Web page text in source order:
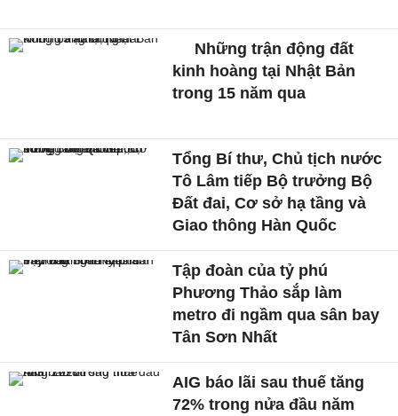
Những trận động đất
kinh hoàng tại Nhật Bản
trong 15 năm qua
Tổng Bí thư, Chủ tịch nước
Tô Lâm tiếp Bộ trưởng Bộ
Đất đai, Cơ sở hạ tầng và
Giao thông Hàn Quốc
Tập đoàn của tỷ phú
Phương Thảo sắp làm
metro đi ngầm qua sân bay
Tân Sơn Nhất
AIG báo lãi sau thuế tăng
72% trong nửa đầu năm